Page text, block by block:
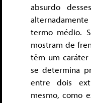
absurdo
termo médio.
mostram de
têm um
se determina
entre dois
mesmo, como